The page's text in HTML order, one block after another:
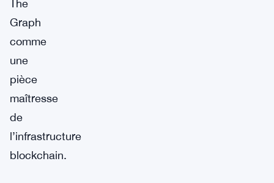
The
Graph
comme
une
pièce
maîtresse
de
l’infrastructure
blockchain.